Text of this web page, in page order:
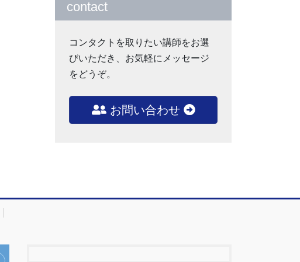
contact
コンタクトを取りたい講師をお選
びいただき、お気軽にメッセージ
をどうぞ。
お問い合わせ